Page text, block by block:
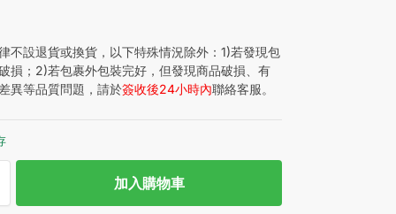
不設退貨或換貨，以下特殊情況除外：1)若發現包
損；2)若包裹外包裝完好，但發現商品破損、有
異等品質問題，請於簽收後24小時內聯絡客服。
加入購物車